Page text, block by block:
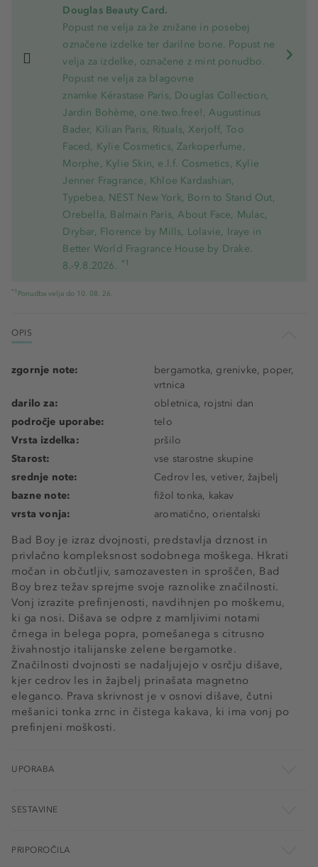
Douglas Beauty Card.
Popust ne velja za že znižane in posebej
označene izdelke ter darilne bone. Popust ne
velja za izdelke, označene z mint ponudbo.
Popust ne velja za blagovne
znamke Kérastase Paris, Douglas Collection,
Jardin Bohème, one.two.free!, Augustinus
Bader, Kilian Paris, Rituals, Xerjoff, Too
Faced, Kylie Cosmetics, Zarkoperfume,
Morphe, Kylie Skin, e.l.f. Cosmetics, Kylie
Jenner Fragrance, Khloe Kardashian,
Typebea, NEST New York, Born to Stand Out,
Orebella, Balmain Paris, About Face, Mulac,
Drybar, Florence by Mills, Lolavie, Iraye in
Better World Fragrance House by Drake.
8.-9.8.2026. *1
*1 Ponudba velja do 10. 08. 26.
OPIS
Bad Boy je izraz dvojnosti, predstavlja drznost in
privlačno kompleksnost sodobnega moškega. Hkrati
močan in občutljiv, samozavesten in sproščen, Bad
Boy brez težav sprejme svoje raznolike značilnosti.
Vonj izrazite prefinjenosti, navdihnjen po moškemu,
ki ga nosi. Dišava se odpre z mamljivimi notami
črnega in belega popra, pomešanega s citrusno
živahnostjo italijanske zelene bergamotke.
Značilnosti dvojnosti se nadaljujejo v osrčju dišave,
kjer cedrov les in žajbelj prinašata magnetno
eleganco. Prava skrivnost je v osnovi dišave, čutni
mešanici tonka zrnc in čistega kakava, ki ima vonj po
prefinjeni moškosti.
zgornje note:
bergamotka, grenivke, poper,
vrtnica
darilo za:
obletnica, rojstni dan
področje uporabe:
telo
Vrsta izdelka:
pršilo
Starost:
vse starostne skupine
srednje note:
Cedrov les, vetiver, žajbelj
bazne note:
fižol tonka, kakav
vrsta vonja:
aromatično, orientalski
UPORABA
SESTAVINE
PRIPOROČILA